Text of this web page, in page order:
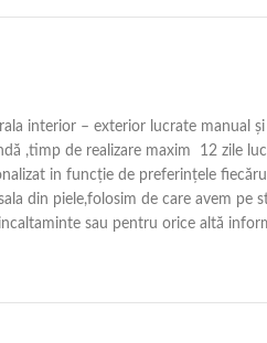
interior – exterior lucrate manual
,timp de realizare maxim 12 zile
in funcție de preferințele
din piele,folosim de care avem pe
sau pentru orice altă